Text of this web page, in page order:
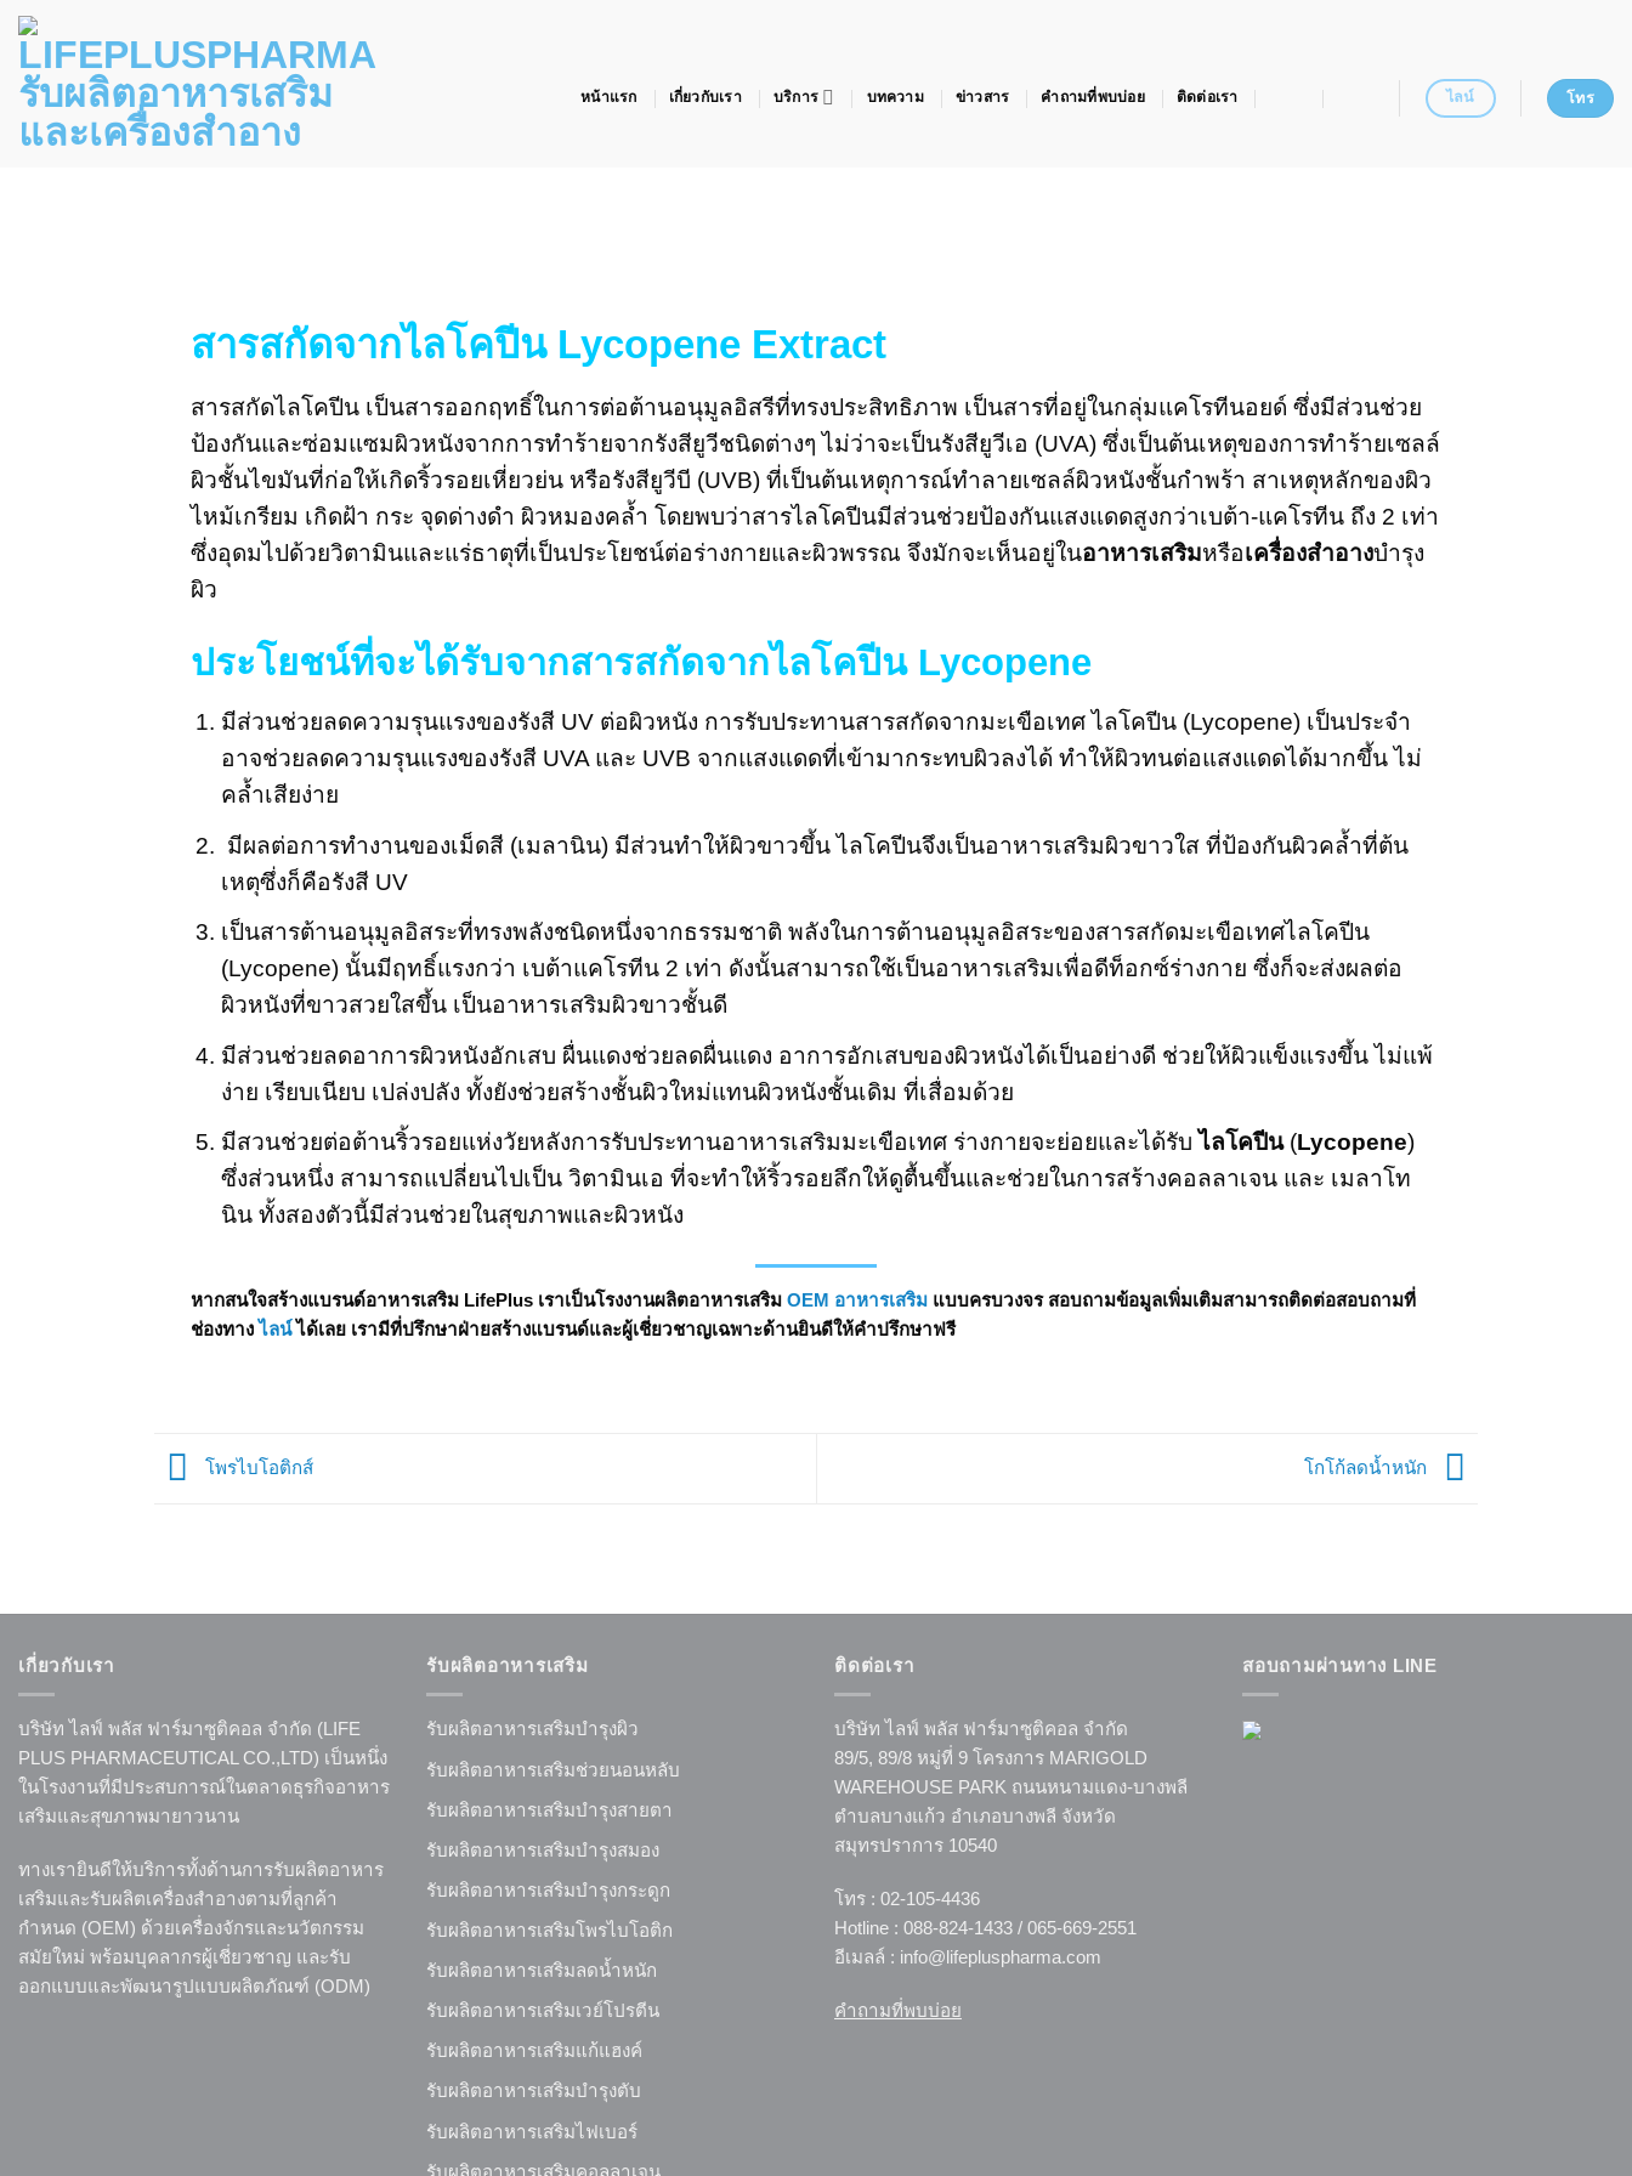
Skip
content
หน้าแรก เกี่ยวกับเรา บริการ บทความ ข่าวสาร คำถามที่พบบ่อย ติดต่อเรา ไลน์ โทร
สารสกัดจากไลโคปีน Lycopene Extract
สารสกัดไลโคปีน เป็นสารออกฤทธิ์ในการต่อต้านอนุมูลอิสรีที่ทรงประสิทธิภาพ เป็นสารที่อยู่ในกลุ่มแคโรทีนอยด์ ซึ่งมีส่วนช่วย
ป้องกันและซ่อมแซมผิวหนังจากการทำร้ายจากรังสียูวีชนิดต่างๆ ไม่ว่าจะเป็นรังสียูวีเอ (UVA) ซึ่งเป็นต้นเหตุของการทำร้ายเซลล์
ผิวชั้นไขมันที่ก่อให้เกิดริ้วรอยเหี่ยวย่น หรือรังสียูวีบี (UVB) ที่เป็นต้นเหตุการณ์ทำลายเซลล์ผิวหนังชั้นกำพร้า สาเหตุหลักของผิว
ไหม้เกรียม เกิดฝ้า กระ จุดด่างดำ ผิวหมองคล้ำ โดยพบว่าสารไลโคปีนมีส่วนช่วยป้องกันแสงแดดสูงกว่าเบต้า-แคโรทีน ถึง 2 เท่า
ซึ่งอุดมไปด้วยวิตามินและแร่ธาตุที่เป็นประโยชน์ต่อร่างกายและผิวพรรณ จึงมักจะเห็นอยู่ในอาหารเสริมหรือเครื่องสำอางบำรุง
ผิว
ประโยชน์ที่จะได้รับจากสารสกัดจากไลโคปีน Lycopene
มีส่วนช่วยลดความรุนแรงของรังสี UV ต่อผิวหนัง การรับประทานสารสกัดจากมะเขือเทศ ไลโคปีน (Lycopene) เป็นประจำ
อาจช่วยลดความรุนแรงของรังสี UVA และ UVB จากแสงแดดที่เข้ามากระทบผิวลงได้ ทำให้ผิวทนต่อแสงแดดได้มากขึ้น ไม่
คล้ำเสียง่าย
มีผลต่อการทำงานของเม็ดสี (เมลานิน) มีส่วนทำให้ผิวขาวขึ้น ไลโคปีนจึงเป็นอาหารเสริมผิวขาวใส ที่ป้องกันผิวคล้ำที่ต้น
เหตุซึ่งก็คือรังสี UV
เป็นสารต้านอนุมูลอิสระที่ทรงพลังชนิดหนึ่งจากธรรมชาติ พลังในการต้านอนุมูลอิสระของสารสกัดมะเขือเทศไลโคปีน
(Lycopene) นั้นมีฤทธิ์แรงกว่า เบต้าแคโรทีน 2 เท่า ดังนั้นสามารถใช้เป็นอาหารเสริมเพื่อดีท็อกซ์ร่างกาย ซึ่งก็จะส่งผลต่อ
ผิวหนังที่ขาวสวยใสขึ้น เป็นอาหารเสริมผิวขาวชั้นดี
มีส่วนช่วยลดอาการผิวหนังอักเสบ ผื่นแดงช่วยลดผื่นแดง อาการอักเสบของผิวหนังได้เป็นอย่างดี ช่วยให้ผิวแข็งแรงขึ้น ไม่แพ้
ง่าย เรียบเนียบ เปล่งปลัง ทั้งยังช่วยสร้างชั้นผิวใหม่แทนผิวหนังชั้นเดิม ที่เสื่อมด้วย
มีสวนช่วยต่อต้านริ้วรอยแห่งวัยหลังการรับประทานอาหารเสริมมะเขือเทศ ร่างกายจะย่อยและได้รับ ไลโคปีน(Lycopene)
ซึ่งส่วนหนึ่ง สามารถแปลี่ยนไปเป็น วิตามินเอ ที่จะทำให้ริ้วรอยลึกให้ดูตื้นขึ้นและช่วยในการสร้างคอลลาเจน และ เมลาโท
นิน ทั้งสองตัวนี้มีส่วนช่วยในสุขภาพและผิวหนัง
หากสนใจสร้างแบรนด์อาหารเสริม LifePlus เราเป็นโรงงานผลิตอาหารเสริม OEM อาหารเสริม แบบครบวงจร สอบถามข้อมูลเพิ่มเติมสามารถติดต่อสอบถามที่
ช่องทางไลน์ได้เลย เรามีที่ปรึกษาฝ่ายสร้างแบรนด์และผู้เชี่ยวชาญเฉพาะด้านยินดีให้คำปรึกษาฟรี
โพรไบโอติกส์ โกโก้ลดน้ำหนัก
เกี่ยวกับเรา
บริษัท ไลฟ์ พลัส ฟาร์มาซูติคอล จำกัด (LIFE
PLUS PHARMACEUTICAL CO.,LTD) เป็นหนึ่ง
ในโรงงานที่มีประสบการณ์ในตลาดธุรกิจอาหาร
เสริมและสุขภาพมายาวนาน
ทางเรายินดีให้บริการทั้งด้านการรับผลิตอาหาร
เสริมและรับผลิตเครื่องสำอางตามที่ลูกค้า
กำหนด (OEM) ด้วยเครื่องจักรและนวัตกรรม
สมัยใหม่ พร้อมบุคลากรผู้เชี่ยวชาญ และรับ
ออกแบบและพัฒนารูปแบบผลิตภัณฑ์ (ODM)
รับผลิตอาหารเสริม
รับผลิตอาหารเสริมบำรุงผิว
รับผลิตอาหารเสริมช่วยนอนหลับ
รับผลิตอาหารเสริมบำรุงสายตา
รับผลิตอาหารเสริมบำรุงสมอง
รับผลิตอาหารเสริมบำรุงกระดูก
รับผลิตอาหารเสริมโพรไบโอติก
รับผลิตอาหารเสริมลดน้ำหนัก
รับผลิตอาหารเสริมเวย์โปรตีน
รับผลิตอาหารเสริมแก้แฮงค์
รับผลิตอาหารเสริมบำรุงตับ
รับผลิตอาหารเสริมไฟเบอร์
รับผลิตอาหารเสริมคอลลาเจน
ติดต่อเรา
บริษัท ไลฟ์ พลัส ฟาร์มาซูติคอล จำกัด
89/5, 89/8 หมู่ที่ 9 โครงการ MARIGOLD
WAREHOUSE PARK ถนนหนามแดง-บางพลี
ตำบลบางแก้ว อำเภอบางพลี จังหวัด
สมุทรปราการ 10540
โทร : 02-105-4436
Hotline : 088-824-1433 / 065-669-2551
อีเมลล์ : info@lifepluspharma.com
คำถามที่พบบ่อย
สอบถามผ่านทาง LINE